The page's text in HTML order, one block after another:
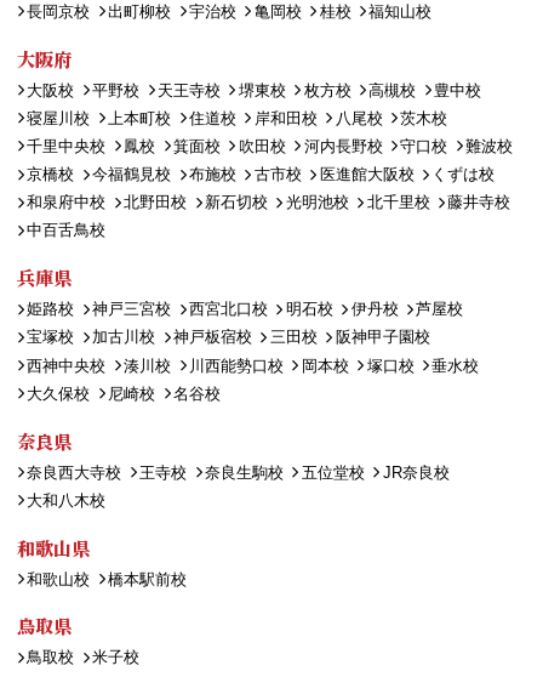
長岡京校
出町柳校 宇治校 亀岡校 桂校 福知山校
大阪府
大阪校 平野校 天王寺校 堺東校 枚方校 高槻校
豊中校
寝屋川校
上本町校 住道校 岸和田校 八尾校
茨木校
千里中央校
鳳校 箕面校 吹田校 河内長野校 守口校
難波校
京橋校
今福鶴見校 布施校 古市校 医進館大阪校
くずは校
和泉府中校
北野田校 新石切校 光明池校 北千里校
藤井寺校
中百舌鳥校
兵庫県
姫路校 神戸三宮校 西宮北口校 明石校 伊丹校
芦屋校
宝塚校
加古川校 神戸板宿校 三田校
阪神甲子園校
西神中央校
湊川校 川西能勢口校 岡本校 塚口校
垂水校
大久保校
尼崎校 名谷校
奈良県
奈良西大寺校 王寺校 奈良生駒校 五位堂校
JR奈良校
大和八木校
和歌山県
和歌山校 橋本駅前校
鳥取県
鳥取校 米子校